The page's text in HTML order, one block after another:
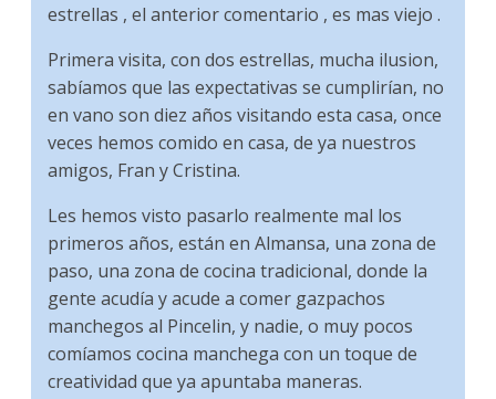
estrellas , el anterior comentario , es mas viejo .
Primera visita, con dos estrellas, mucha ilusion,
sabíamos que las expectativas se cumplirían, no
en vano son diez años visitando esta casa, once
veces hemos comido en casa, de ya nuestros
amigos, Fran y Cristina.
Les hemos visto pasarlo realmente mal los
primeros años, están en Almansa, una zona de
paso, una zona de cocina tradicional, donde la
gente acudía y acude a comer gazpachos
manchegos al Pincelin, y nadie, o muy pocos
comíamos cocina manchega con un toque de
creatividad que ya apuntaba maneras.